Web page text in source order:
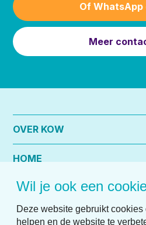
Of WhatsApp
Meer
OVER KOW
HOME
PRAKTISCHE INFO
Wil je ook een
Deze website gebruikt cookies
helpen en de website te